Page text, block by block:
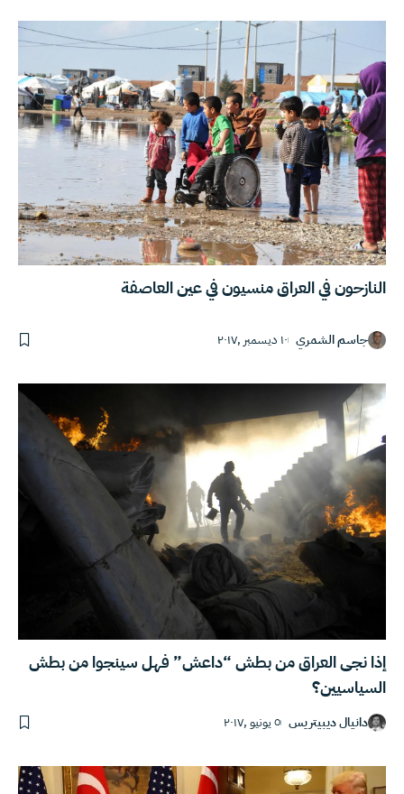
النازحون في العراق منسيون في عين العاصفة
جاسم الشمري ١٠ ديسمبر ,٢٠١٧
إذا نجى العراق من بطش “داعش” فهل سينجوا من بطش
السياسيين؟
دانيال ديبيتريس ٥ يونيو ,٢٠١٧